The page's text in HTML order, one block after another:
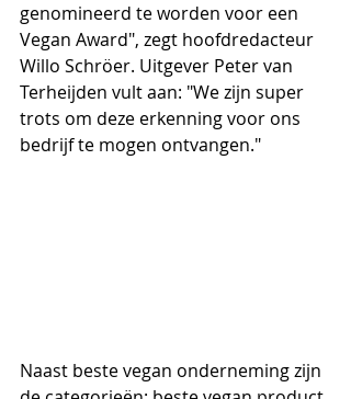
genomineerd te worden voor een
Vegan Award", zegt hoofdredacteur
Willo Schröer. Uitgever Peter van
Terheijden vult aan: "We zijn super
trots om deze erkenning voor ons
bedrijf te mogen ontvangen."
Naast beste vegan onderneming zijn